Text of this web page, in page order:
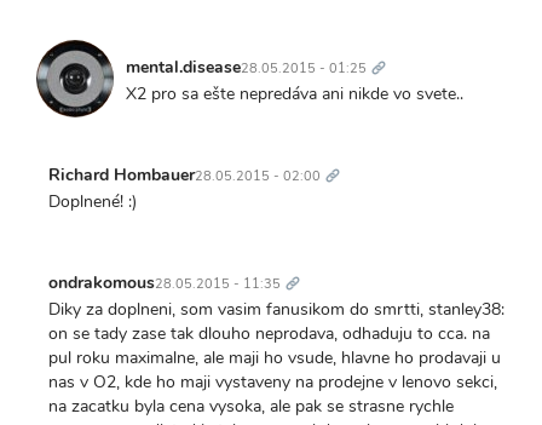
mental.disease28.05.2015 - 01:25 odkaz
X2 pro sa ešte nepredáva ani nikde vo svete..
Richard Hombauer28.05.2015 - 02:00 odkaz
Doplnené! :)
ondrakomous28.05.2015 - 11:35 odkaz
Diky za doplneni, som vasim fanusikom do smrtti, stanley38:
on se tady zase tak dlouho neprodava, odhaduju to cca. na
pul roku maximalne, ale maji ho vsude, hlavne ho prodavaji u
nas v O2, kde ho maji vystaveny na prodejne v lenovo sekci,
na zacatku byla cena vysoka, ale pak se strasne rychle